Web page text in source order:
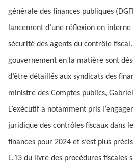
générale des finances publiques
lancement d’une réflexion en
sécurité des agents du contrôle
gouvernement en la matière sont
d’être détaillés aux syndicats des
ministre des Comptes publics,
L’exécutif a notamment pris
juridique des contrôles fiscaux dans
finances pour 2024 et s’est plus
L.13 du livre des procédures fiscales